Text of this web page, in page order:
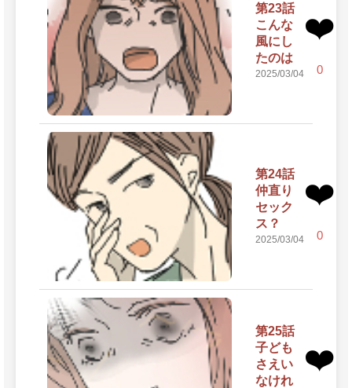
第23話
こんな
風にし
たのは
2025/03/04
❤️
0
第24話
仲直り
セック
ス？
2025/03/04
❤️
0
第25話
子ども
さえい
なけれ
❤️